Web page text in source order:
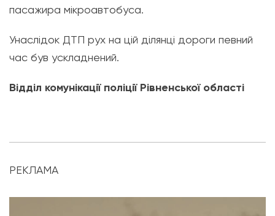
пасажира мікроавтобуса.
Унаслідок ДТП рух на цій ділянці дороги певний
час був ускладнений.
Відділ комунікації поліції Рівненської області
РЕКЛАМА